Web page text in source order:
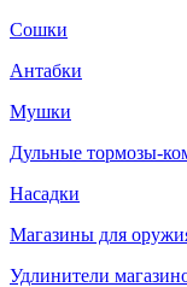
Сошки
Антабки
Мушки
Дульные тормозы-
Насадки
Магазины для
Удлинители